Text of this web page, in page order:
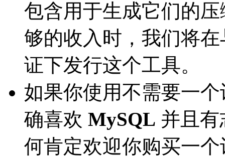
包含用于生成它们的
够的收入时，我们将在
证下发行这个工具。
如果你使用不需要一
确喜欢 MySQL 并且
何肯定欢迎你购买一